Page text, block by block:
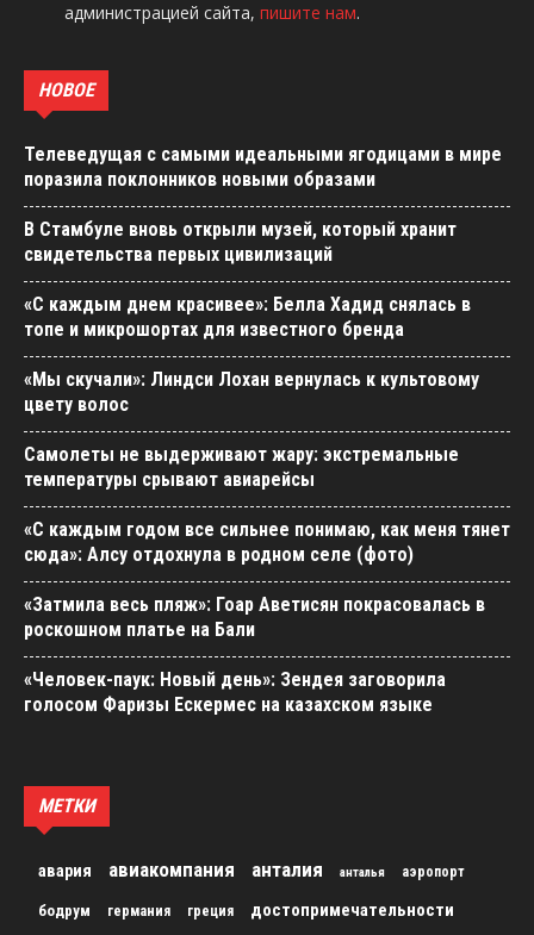
администрацией сайта, пишите нам.
НОВОЕ
Телеведущая с самыми идеальными ягодицами в мире
поразила поклонников новыми образами
В Стамбуле вновь открыли музей, который хранит
свидетельства первых цивилизаций
«С каждым днем красивее»: Белла Хадид снялась в
топе и микрошортах для известного бренда
«Мы скучали»: Линдси Лохан вернулась к культовому
цвету волос
Самолеты не выдерживают жару: экстремальные
температуры срывают авиарейсы
«С каждым годом все сильнее понимаю, как меня тянет
сюда»: Алсу отдохнула в родном селе (фото)
«Затмила весь пляж»: Гоар Аветисян покрасовалась в
роскошном платье на Бали
«Человек-паук: Новый день»: Зендея заговорила
голосом Фаризы Ескермес на казахском языке
МЕТКИ
авария авиакомпания анталия анталья аэропорт
бодрум германия греция достопримечательности